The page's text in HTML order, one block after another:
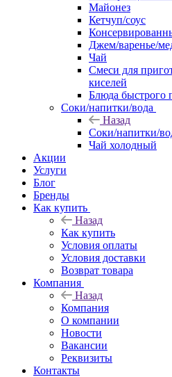
Майонез
Кетчуп/соус
Джем/варенье/
Чай
Смеси для
киселей
Блюда быстрого
Соки/напитки/вода
Назад
Соки/напитки/
Чай холодный
Акции
Услуги
Блог
Бренды
Как купить
Назад
Как купить
Условия оплаты
Условия доставки
Возврат товара
Компания
Назад
Компания
О компании
Новости
Вакансии
Реквизиты
Контакты